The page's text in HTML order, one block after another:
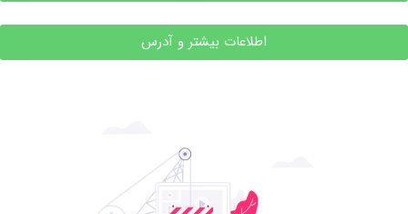
اطلاعات بیشتر و آدرس